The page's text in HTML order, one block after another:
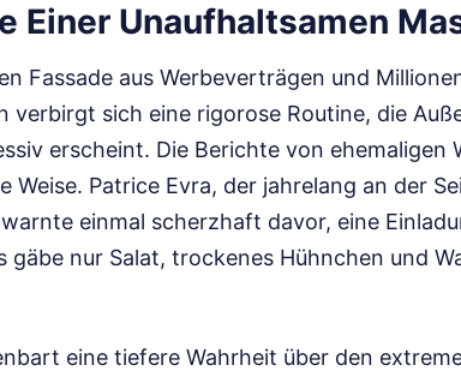
Einer Unaufhaltsamen
Fassade aus Werbeverträgen und
verbirgt sich eine rigorose Routine, die
erscheint. Die Berichte von ehemaligen
Weise. Patrice Evra, der jahrelang an der
einmal scherzhaft davor, eine
gäbe nur Salat, trockenes Hühnchen und
eine tiefere Wahrheit über den